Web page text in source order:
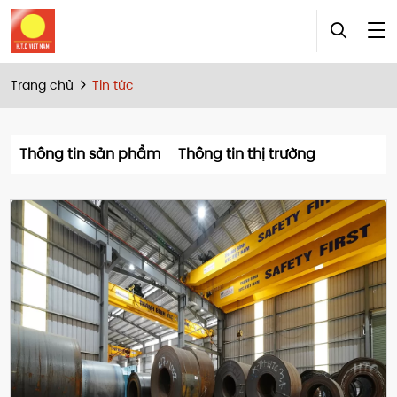
Trang chủ Tin tức
Thông tin sản phẩm Thông tin thị trường